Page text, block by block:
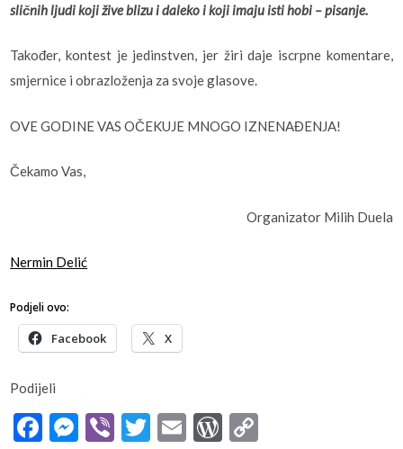
sličnih ljudi koji žive blizu i daleko i koji imaju isti hobi – pisanje.
Također, kontest je jedinstven, jer žiri daje iscrpne komentare,
smjernice i obrazloženja za svoje glasove.
OVE GODINE VAS OČEKUJE MNOGO IZNENAĐENJA!
Čekamo Vas,
Organizator Milih Duela
Nermin Delić
Podjeli ovo:
Facebook X
Podijeli
Facebook
Messenger
ViberTwitter
EmailWordPress